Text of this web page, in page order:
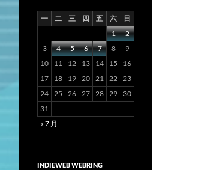
一 二 三 四 五 六
日
1
2
3
4 5 6 7 8
9
10
11 12 13 14 15
16
17
18 19 20 21 22 23
24 25 26 27 28 29
30
31
« 7 月
INDIEWEB WEBRING